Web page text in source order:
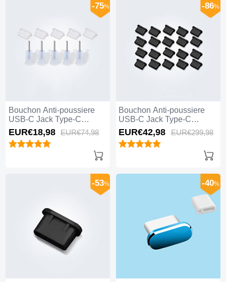
Bouchon Anti-poussiere
USB-C Jack Type-C
Universel 5PCS pour
Apple iPhone 15 Pro Blanc
-75%
EUR€18,98 EUR€74,98
Bouchon Anti-poussiere
USB-C Jack Type-C
Universel 20PCS pour
Apple iPhone 15 Pro Noir
-86%
EUR€42,98 EUR€299,98
-53% -40%